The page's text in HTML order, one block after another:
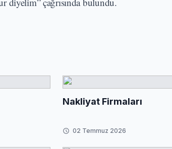
Nakliyat Firmaları
02 Temmuz 2026